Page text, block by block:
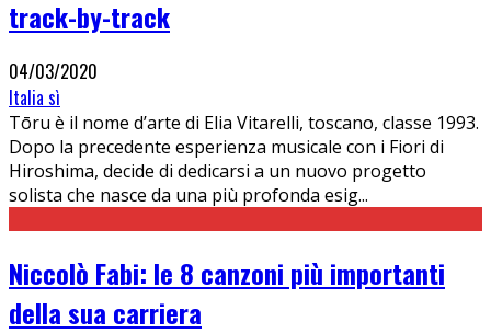
track-by-track
04/03/2020
Italia sì
Tōru è il nome d’arte di Elia Vitarelli, toscano, classe 1993.
Dopo la precedente esperienza musicale con i Fiori di
Hiroshima, decide di dedicarsi a un nuovo progetto
solista che nasce da una più profonda esig...
Niccolò Fabi: le 8 canzoni più importanti
della sua carriera